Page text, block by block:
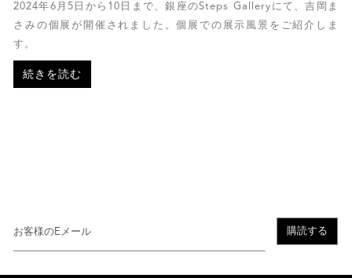
2024年6月5日から10日まで、銀座のSteps Galleryにて、吉岡ま
さみの個展が開催されました。個展での展示風景をご紹介しま
す。
続きを読む
購読する